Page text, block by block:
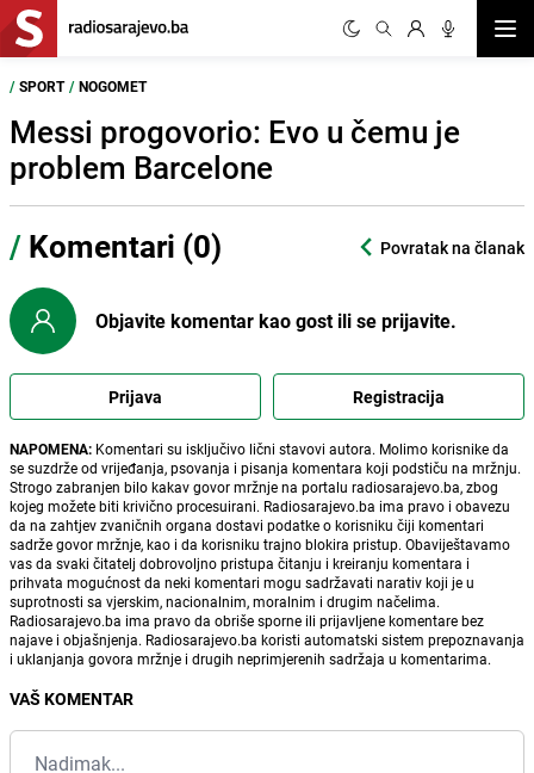
/ SPORT / NOGOMET
Messi progovorio: Evo u čemu je
problem Barcelone
/ Komentari (0) Povratak na članak
Objavite komentar kao gost ili se prijavite.
Prijava Registracija
NAPOMENA: Komentari su isključivo lični stavovi autora. Molimo korisnike da
se suzdrže od vrijeđanja, psovanja i pisanja komentara koji podstiču na mržnju.
Strogo zabranjen bilo kakav govor mržnje na portalu radiosarajevo.ba, zbog
kojeg možete biti krivično procesuirani. Radiosarajevo.ba ima pravo i obavezu
da na zahtjev zvaničnih organa dostavi podatke o korisniku čiji komentari
sadrže govor mržnje, kao i da korisniku trajno blokira pristup. Obaviještavamo
vas da svaki čitatelj dobrovoljno pristupa čitanju i kreiranju komentara i
prihvata mogućnost da neki komentari mogu sadržavati narativ koji je u
suprotnosti sa vjerskim, nacionalnim, moralnim i drugim načelima.
Radiosarajevo.ba ima pravo da obriše sporne ili prijavljene komentare bez
najave i objašnjenja. Radiosarajevo.ba koristi automatski sistem prepoznavanja
i uklanjanja govora mržnje i drugih neprimjerenih sadržaja u komentarima.
VAŠ KOMENTAR